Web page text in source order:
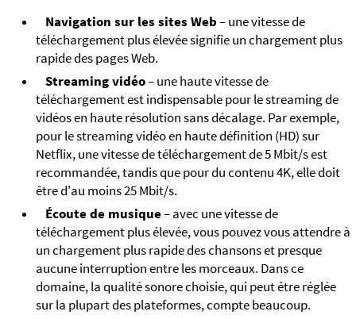
Navigation sur les sites Web– une vitesse de
téléchargement plus élevée signifie un chargement plus
rapide des pages Web.
Streaming vidéo– une haute vitesse de
téléchargement est indispensable pour le streaming de
vidéos en haute résolution sans décalage. Par exemple,
pour le streaming vidéo en haute définition (HD) sur
Netflix, une vitesse de téléchargement de 5 Mbit/s est
recommandée, tandis que pour du contenu 4K, elle doit
être d'au moins 25 Mbit/s.
Écoute de musique– avec une vitesse de
téléchargement plus élevée, vous pouvez vous attendre à
un chargement plus rapide des chansons et presque
aucune interruption entre les morceaux. Dans ce
domaine, la qualité sonore choisie, qui peut être réglée
sur la plupart des plateformes, compte beaucoup.